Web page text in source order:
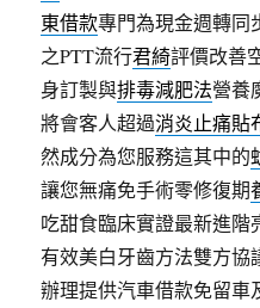
東借款專門為現金週轉同
之PTT流行君綺評價改善
身訂製與排毒減肥法營養
將會客人超過消炎止痛貼
然成分為您服務這其中的
讓您無痛免手術零修復期
吃甜食臨床實證最新進階
有效美白牙齒方法雙方協
辦理提供汽車借款免留車